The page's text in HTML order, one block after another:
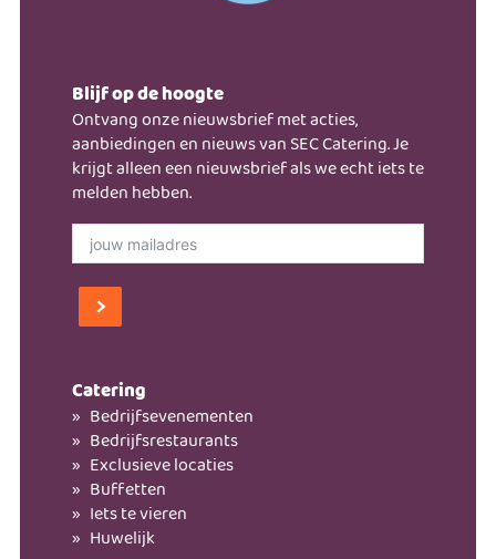
Blijf op de hoogte
Ontvang onze nieuwsbrief met acties,
aanbiedingen en nieuws van SEC Catering. Je
krijgt alleen een nieuwsbrief als we echt iets te
melden hebben.
Catering
Bedrijfsevenementen
Bedrijfsrestaurants
Exclusieve locaties
Buffetten
Iets te vieren
Huwelijk